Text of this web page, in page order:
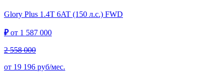
Glory Plus 1.4T 6AT (150 л.с.) FWD
₽от 1 587 000
2 558 000
от 19 196 руб/мес.